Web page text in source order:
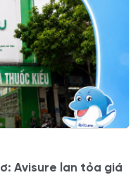
Avisure lan tỏa giá